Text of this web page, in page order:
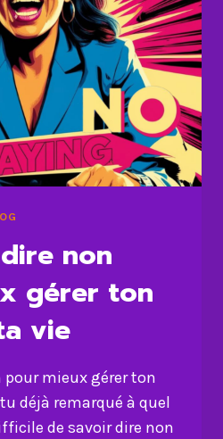
non
gérer ton
vie
mieux gérer ton
déjà remarqué à quel
de savoir dire non